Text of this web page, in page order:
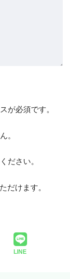
が必須です。
。
ださい。
だけます。
LINE